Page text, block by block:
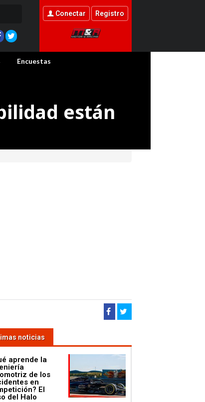
Conectar Registro
Encuestas
están
noticias
aprende la
de los
en
El
del Halo